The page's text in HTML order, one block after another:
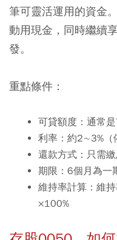
筆可靈活運用的資金
動用現金，同時繼續
發。
重點條件：
可貸額度：通常
利率：約2∼3%（
還款方式：只需
期限：6個月為一
維持率計算：維
×100%